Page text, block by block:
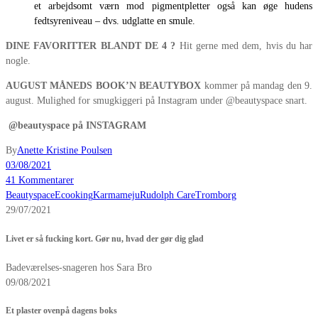
et arbejdsomt værn mod pigmentpletter også kan øge hudens
fedtsyreniveau – dvs. udglatte en smule.
DINE FAVORITTER BLANDT DE 4 ? Hit gerne med dem, hvis du har
nogle.
AUGUST MÅNEDS BOOK’N BEAUTYBOX kommer på mandag den 9.
august. Mulighed for smugkiggeri på Instagram under @beautyspace snart.
@beautyspace på INSTAGRAM
ByAnette Kristine Poulsen
03/08/2021
41 Kommentarer
BeautyspaceEcookingKarmamejuRudolph CareTromborg
29/07/2021
Livet er så fucking kort. Gør nu, hvad der gør dig glad
Badeværelses-snageren hos Sara Bro
09/08/2021
Et plaster ovenpå dagens boks